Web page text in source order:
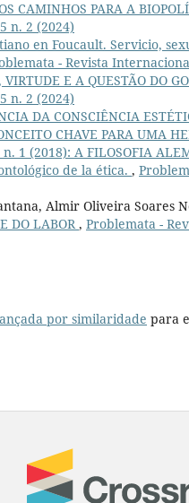
CAMINHOS PARA A
n. 2 (2024)
en Foucault. Servicio,
- Revista
E A QUESTÃO DO
n. 2 (2024)
DA CONSCIÊNCIA
CHAVE PARA UMA
1 (2018): A FILOSOFIA
de la ética. ,
Almir Oliveira Soares
DO LABOR, Problemata -
por similaridade para